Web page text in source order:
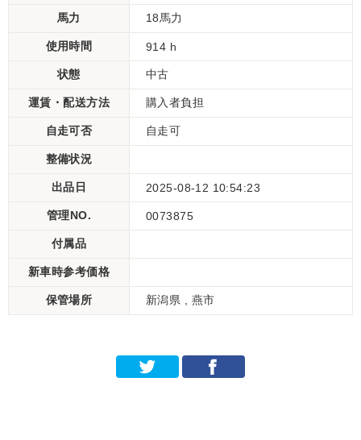
馬力 18馬力
使用時間 914 h
状態 中古
運賃・配送方法 購入者負担
自走可否 自走可
整備状況
出品日 2025-08-12 10:54:23
管理NO. 0073875
付属品
新車時参考価格
保管場所 新潟県 , 燕市